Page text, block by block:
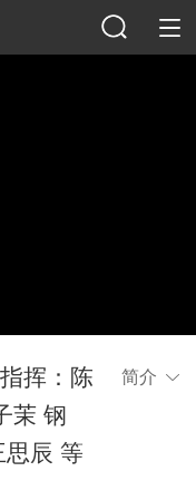
挥：陈
茉 钢
辰 等
简介